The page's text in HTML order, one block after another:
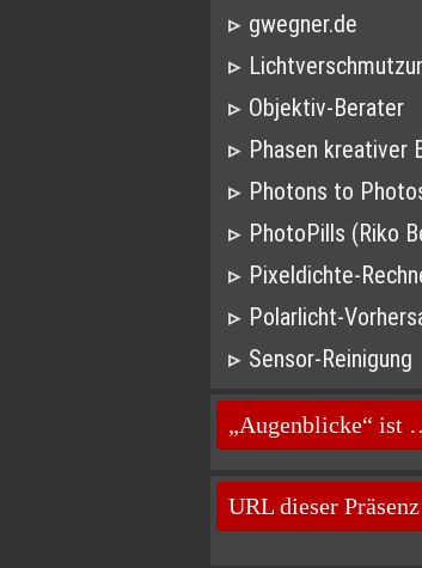
gwegner.de
Objektiv-Berater
Phasen kreativer
Photons to
PhotoPills (Riko
Pixeldichte-
Polarlicht-
Sensor-Reinigung
„Augenblicke“ ist
URL dieser